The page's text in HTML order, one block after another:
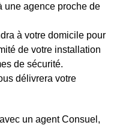
une agence proche de
à votre domicile pour
de votre installation
de sécurité.
délivrera votre
avec un agent Consuel,